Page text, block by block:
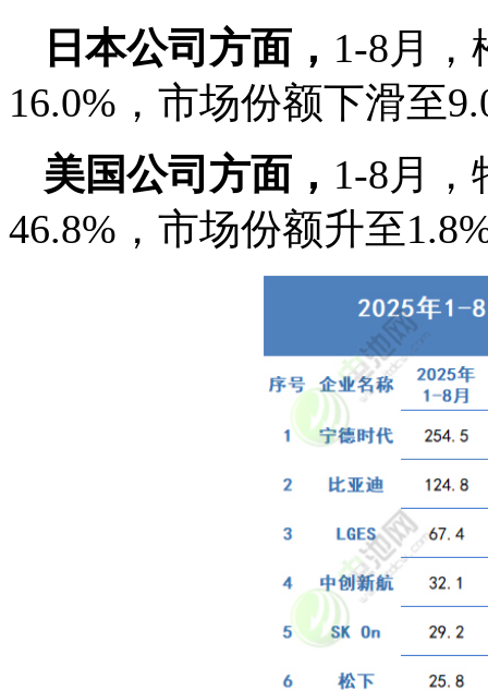
日本公司方面， 1-8月，
16.0%，市场份额下滑至
美国公司方面， 1-8月，
46.8%，市场份额升至